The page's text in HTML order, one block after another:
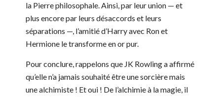
la Pierre philosophale. Ainsi, par leur union — et
plus encore par leurs désaccords et leurs
séparations —, l’amitié d’Harry avec Ron et
Hermione le transforme en or pur.
Pour conclure, rappelons que JK Rowling a affirmé
qu’elle n’a jamais souhaité être une sorcière mais
une alchimiste ! Et oui ! De l’alchimie à la magie, il